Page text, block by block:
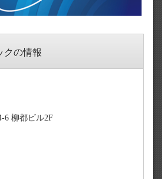
クの情報
6 柳都ビル2F